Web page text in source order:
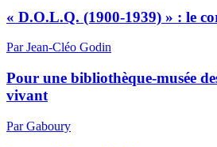
« D.O.L.Q. (1900-1939) » : le
Par Jean-Cléo Godin
Pour une bibliothèque-musée
vivant
Par Gaboury